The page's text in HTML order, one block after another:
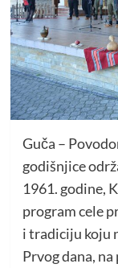
Guča –
godišnjice
1961. godine,
program cele
i tradiciju koju
Prvog dana,